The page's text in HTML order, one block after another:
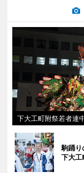
下大工町附祭若者連
駒踊り
下大工